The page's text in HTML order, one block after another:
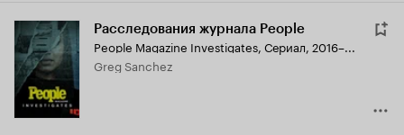
Расследования журнала People
People Magazine Investigates, Сериал, 2016–...
Greg Sanchez